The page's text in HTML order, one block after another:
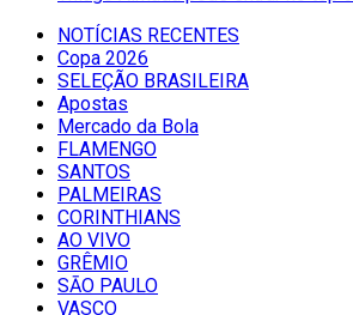
NOTÍCIAS RECENTES
Copa 2026
SELEÇÃO BRASILEIRA
Apostas
Mercado da Bola
FLAMENGO
SANTOS
PALMEIRAS
CORINTHIANS
AO VIVO
GRÊMIO
SĀO PAULO
VASCO